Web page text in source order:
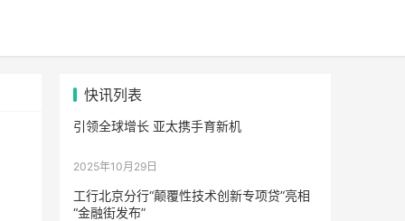
快讯列表
引领全球增长 亚太携手育新机
2025年10月29日
工行北京分行“颠覆性技术创新专项贷”亮相
“金融街发布”